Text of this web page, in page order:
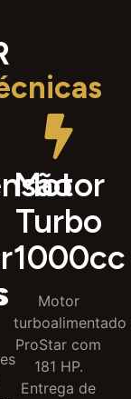
Motor
Turbo
1000cc
Motor
turboalimentado
ProStar com
181 HP.
Entrega de